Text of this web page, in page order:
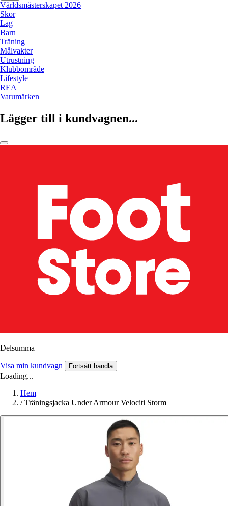
Världsmästerskapet 2026
Skor
Lag
Barn
Träning
Målvakter
Utrustning
Klubbområde
Lifestyle
REA
Varumärken
Lägger till i kundvagnen...
Delsumma
Visa min kundvagn Fortsätt handla
Loading...
Hem
/ Träningsjacka Under Armour Velociti Storm